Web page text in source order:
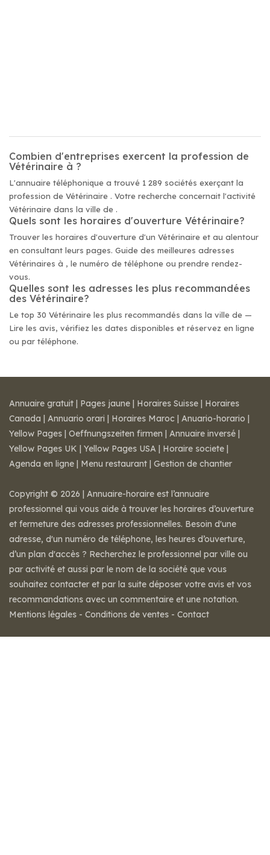
Combien d'entreprises exercent la profession de
Vétérinaire à ?
L'annuaire téléphonique a trouvé 1 289 sociétés exerçant la
profession de Vétérinaire . Votre recherche concernait l'activité
Vétérinaire dans la ville de .
Quels sont les horaires d'ouverture Vétérinaire?
Trouver les horaires d'ouverture d'un Vétérinaire et au alentour
en consultant leurs pages. Guide des meilleures adresses
Vétérinaires à , le numéro de téléphone ou prendre rendez-
vous.
Quelles sont les adresses les plus recommandées
des Vétérinaire?
Le top 30 Vétérinaire les plus recommandés dans la ville de —
Lire les avis, vérifiez les dates disponibles et réservez en ligne
ou par téléphone.
Annuaire gratuit | Pages jaune | Horaires Suisse | Horaires
Canada | Annuario orari | Horaires Maroc | Anuario-horario |
Yellow Pages | Oeffnungszeiten firmen | Annuaire inversé |
Yellow Pages UK | Yellow Pages USA | Horaire societe |
Agenda en ligne | Menu restaurant | Gestion de chantier
Copyright © 2026 | Annuaire-horaire est l’annuaire
professionnel qui vous aide à trouver les horaires d’ouverture
et fermeture des adresses professionnelles. Besoin d'une
adresse, d'un numéro de téléphone, les heures d’ouverture,
d’un plan d'accès ? Recherchez le professionnel par ville ou
par activité et aussi par le nom de la société que vous
souhaitez contacter et par la suite déposer votre avis et vos
recommandations avec un commentaire et une notation.
Mentions légales - Conditions de ventes - Contact